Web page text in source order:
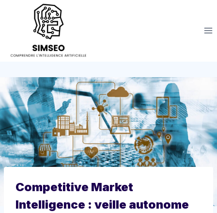
Competitive Market
Intelligence : veille autonome